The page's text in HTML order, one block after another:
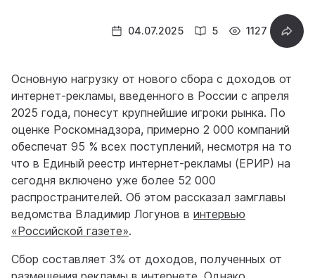
04.07.2025 5 1127
Основную нагрузку от нового сбора с доходов от
интернет-рекламы, введенного в России с апреля
2025 года, понесут крупнейшие игроки рынка. По
оценке Роскомнадзора, примерно 2 000 компаний
обеспечат 95 % всех поступлений, несмотря на то
что в Единый реестр интернет-рекламы (ЕРИР) на
сегодня включено уже более 52 000
распространителей. Об этом рассказал замглавы
ведомства Владимир Логунов в интервью
«Российской газете».
Сбор составляет 3% от доходов, полученных от